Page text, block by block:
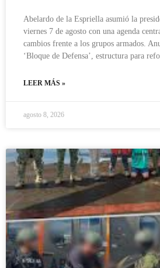
Abelardo de la Espriella asumió la
viernes 7 de agosto con una agenda
cambios frente a los grupos armados.
‘Bloque de Defensa’, estructura para
LEER MÁS »
agosto 8, 2026